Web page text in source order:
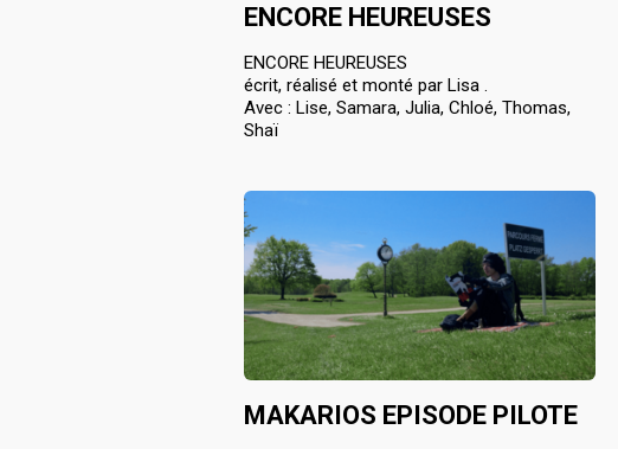
ENCORE HEUREUSES
ENCORE HEUREUSES
écrit, réalisé et monté par Lisa .
Avec : Lise, Samara, Julia, Chloé, Thomas,
Shaï
MAKARIOS EPISODE PILOTE